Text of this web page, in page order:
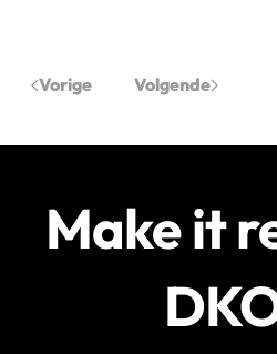
Vorige Volgende
Make it